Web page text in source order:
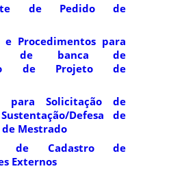
de Pedido de
e Procedimentos para
de banca de
de Projeto de
para Solicitação de
Defesa de
Mestrado
de Cadastro de
Externos